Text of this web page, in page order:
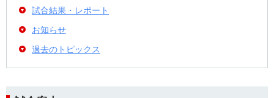
試合結果・レポート
お知らせ
過去のトピックス